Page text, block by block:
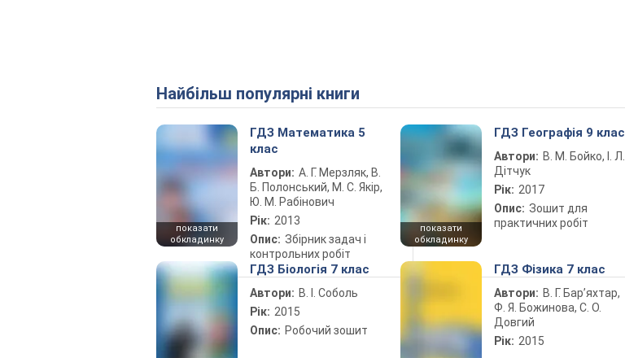
Найбільш популярні книги
показати
обкладинку
ГДЗ Математика 5
клас
Автори: А. Г. Мерзляк, В.
Б. Полонський, М. С. Якір,
Ю. М. Рабінович
Рік: 2013
Опис: Збірник задач і
контрольних робіт
показати
обкладинку
ГДЗ Географія 9 клас
Автори: В. М. Бойко, І. Л.
Дітчук
Рік: 2017
Опис: Зошит для
практичних робіт
ГДЗ Біологія 7 клас
Автори: В. І. Соболь
Рік: 2015
Опис: Робочий зошит
ГДЗ Фізика 7 клас
Автори: В. Г. Бар’яхтар,
Ф. Я. Божинова, С. О.
Довгий
Рік: 2015